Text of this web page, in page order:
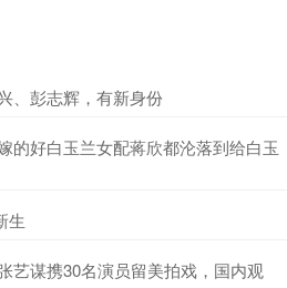
、彭志辉，有新身份
的好白玉兰女配蒋欣都沦落到给白玉
生
艺谋携30名演员留美拍戏，国内观